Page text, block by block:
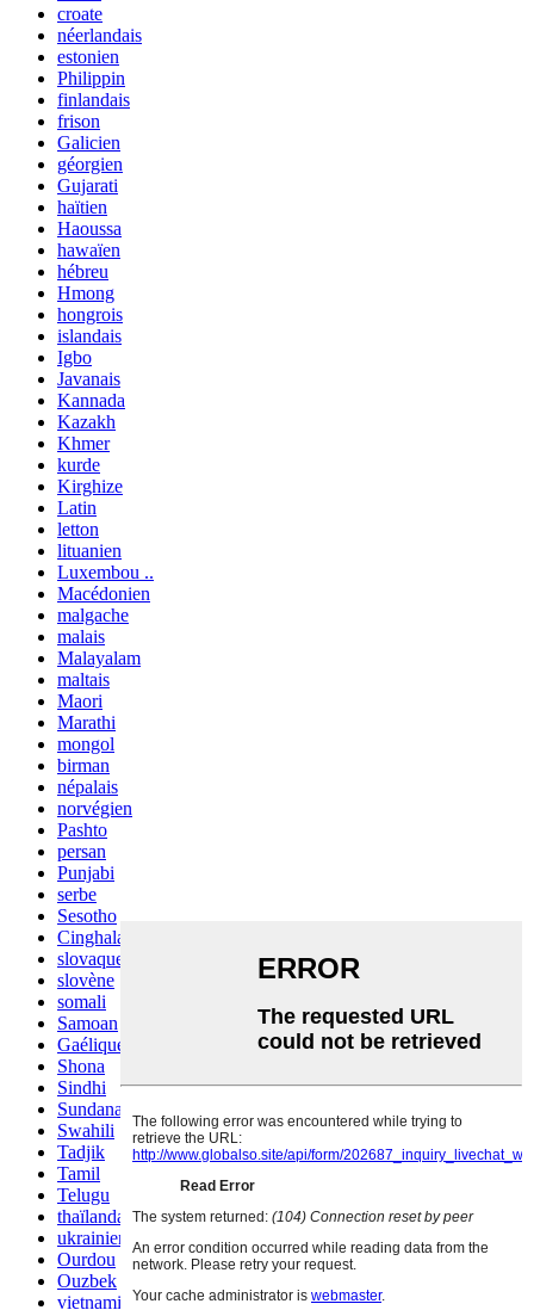
croate
néerlandais
estonien
Philippin
finlandais
frison
Galicien
géorgien
Gujarati
haïtien
Haoussa
hawaïen
hébreu
Hmong
hongrois
islandais
Igbo
Javanais
Kannada
Kazakh
Khmer
kurde
Kirghize
Latin
letton
lituanien
Luxembou ..
Macédonien
malgache
malais
Malayalam
maltais
Maori
Marathi
mongol
birman
népalais
norvégien
Pashto
persan
Punjabi
serbe
Sesotho
Cinghalais
slovaque
slovène
somali
Samoan
Gaélique écossais
Shona
Sindhi
Sundanais
Swahili
Tadjik
Tamil
Telugu
thaïlandais
ukrainien
Ourdou
Ouzbek
vietnamien